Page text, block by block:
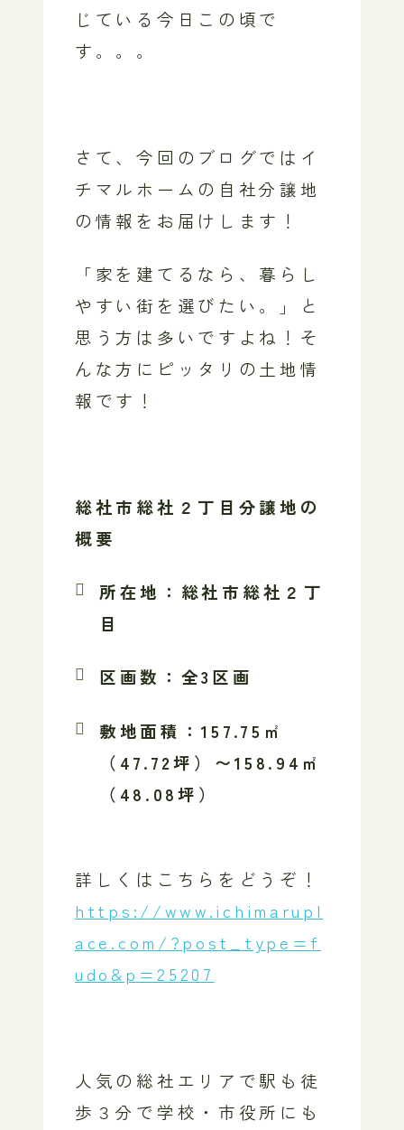
じている今日この頃で
す。。。
さて、今回のブログではイ
チマルホームの自社分譲地
の情報をお届けします！
「家を建てるなら、暮らし
やすい街を選びたい。」と
思う方は多いですよね！そ
んな方にピッタリの土地情
報です！
総社市総社２丁目分譲地の
概要
所在地 ：総社市総社２丁
目
区画数 ：全3区画
敷地面積 ：157.75㎡
（47.72坪）〜158.94㎡
（48.08坪）
詳しくはこちらをどうぞ！
https://www.ichimarupl
ace.com/?post_type=f
udo&p=25207
人気の総社エリアで駅も徒
歩３分で学校・市役所にも